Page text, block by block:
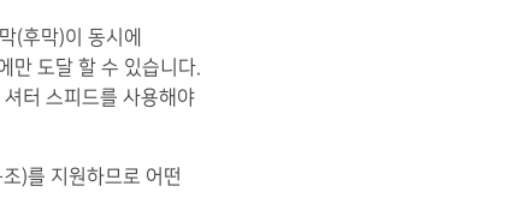
(후막)이 동시에
만 도달 할 수 있습니다.
터 스피드를 사용해야
)를 지원하므로 어떤